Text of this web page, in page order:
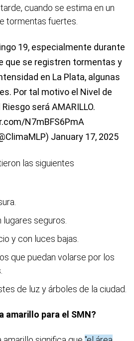
cuando se estima en un
tormentas fuertes.
19, especialmente durante
que se registren tormentas y
en La Plata, algunas
Por tal motivo el Nivel de
será AMARILLO.
N7mBFS6PmA
January 17, 2025
las siguientes
seguros.
y con luces bajas.
que puedan volarse por los
de luz y árboles de la ciudad.
amarillo para el SMN?